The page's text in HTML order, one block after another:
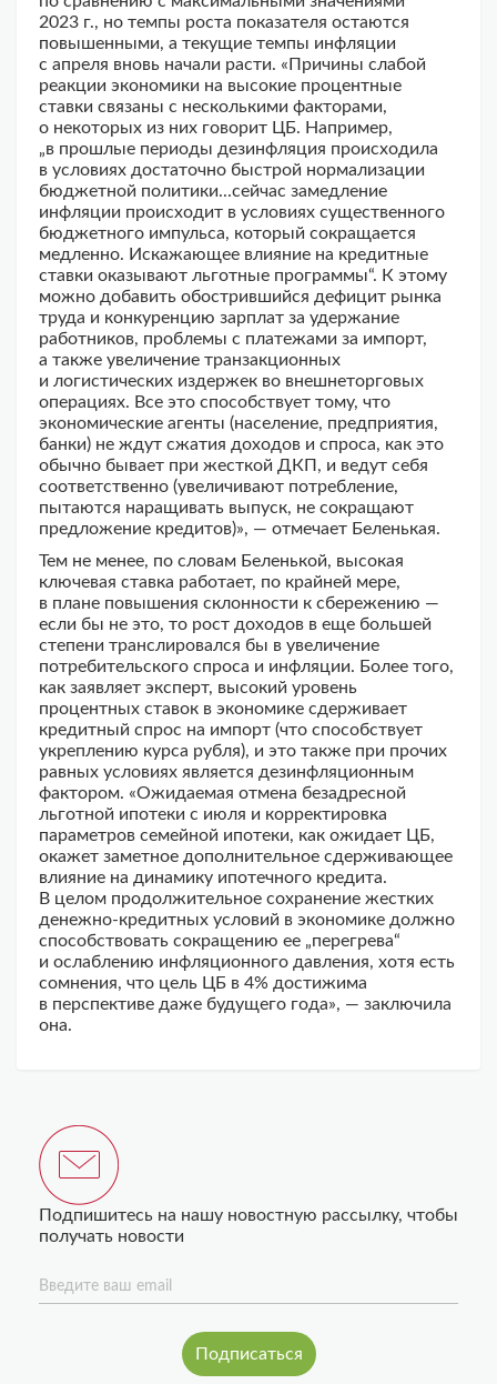
2023 г., но темпы роста показателя остаются
повышенными, а текущие темпы инфляции
с апреля вновь начали расти. «Причины слабой
реакции экономики на высокие процентные
ставки связаны с несколькими факторами,
о некоторых из них говорит ЦБ. Например,
„в прошлые периоды дезинфляция происходила
в условиях достаточно быстрой нормализации
бюджетной политики...сейчас замедление
инфляции происходит в условиях существенного
бюджетного импульса, который сокращается
медленно. Искажающее влияние на кредитные
ставки оказывают льготные программы“. К этому
можно добавить обострившийся дефицит рынка
труда и конкуренцию зарплат за удержание
работников, проблемы с платежами за импорт,
а также увеличение транзакционных
и логистических издержек во внешнеторговых
операциях. Все это способствует тому, что
экономические агенты (население, предприятия,
банки) не ждут сжатия доходов и спроса, как это
обычно бывает при жесткой ДКП, и ведут себя
соответственно (увеличивают потребление,
пытаются наращивать выпуск, не сокращают
предложение кредитов)», — отмечает Беленькая.
Тем не менее, по словам Беленькой, высокая
ключевая ставка работает, по крайней мере,
в плане повышения склонности к сбережению —
если бы не это, то рост доходов в еще большей
степени транслировался бы в увеличение
потребительского спроса и инфляции. Более того,
как заявляет эксперт, высокий уровень
процентных ставок в экономике сдерживает
кредитный спрос на импорт (что способствует
укреплению курса рубля), и это также при прочих
равных условиях является дезинфляционным
фактором. «Ожидаемая отмена безадресной
льготной ипотеки с июля и корректировка
параметров семейной ипотеки, как ожидает ЦБ,
окажет заметное дополнительное сдерживающее
влияние на динамику ипотечного кредита.
В целом продолжительное сохранение жестких
денежно-кредитных условий в экономике должно
способствовать сокращению ее „перегрева“
и ослаблению инфляционного давления, хотя есть
сомнения, что цель ЦБ в 4% достижима
в перспективе даже будущего года», — заключила
она.
Подпишитесь на нашу новостную рассылку, чтобы
получать новости
Введите ваш email